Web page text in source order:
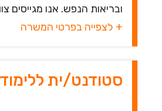
ובריאות הנפש. אנו מגייסים
+ לצפייה בפרטי המשרה
סטודנט/ית